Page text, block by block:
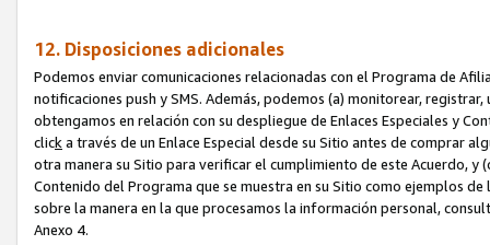
12. Disposiciones adicionales
Podemos enviar comunicaciones relacionadas con el Programa de
notificaciones push y SMS. Además, podemos (a) monitorear,
obtengamos en relación con su despliegue de Enlaces Especiales y
clicka través de un Enlace Especial desde su Sitio antes de comprar
otra manera su Sitio para verificar el cumplimiento de este Acuerdo,
Contenido del Programa que se muestra en su Sitio como ejemplos
sobre la manera en la que procesamos la información personal,
Anexo 4.